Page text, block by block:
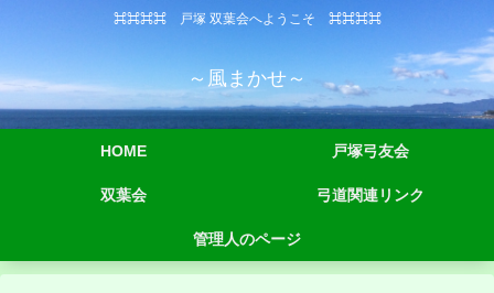
⌘⌘⌘⌘ 戸塚 双葉会へようこそ ⌘⌘⌘⌘
～風まかせ～
HOME 戸塚弓友会
双葉会 弓道関連リンク
管理人のページ